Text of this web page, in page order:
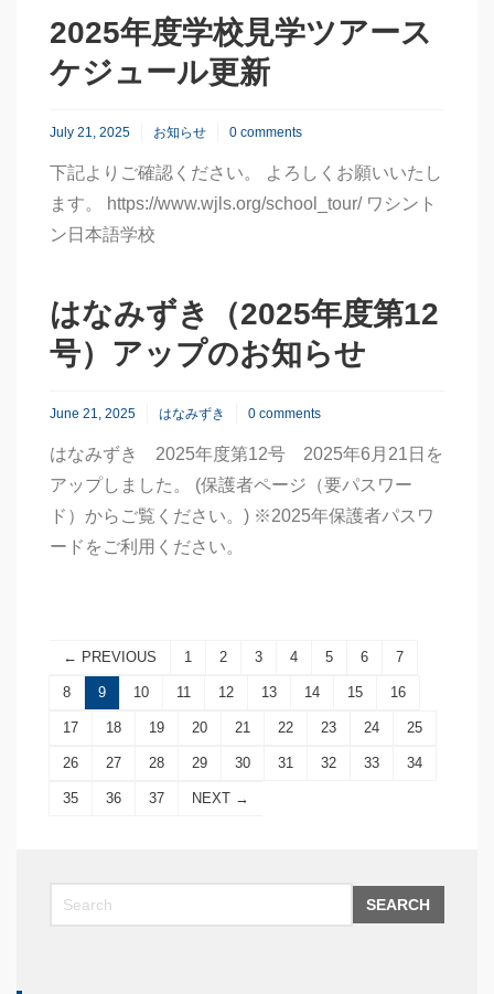
2025年度学校見学ツアース
ケジュール更新
July 21, 2025 お知らせ 0 comments
下記よりご確認ください。 よろしくお願いいたし
ます。 https://www.wjls.org/school_tour/ ワシント
ン日本語学校
はなみずき（2025年度第12
号）アップのお知らせ
June 21, 2025 はなみずき 0 comments
はなみずき 2025年度第12号 2025年6月21日を
アップしました。 (保護者ページ（要パスワー
ド）からご覧ください。) ※2025年保護者パスワ
ードをご利用ください。
← PREVIOUS 1 2 3 4 5 6 7
8 9 10 11 12 13 14 15 16
17 18 19 20 21 22 23 24 25
26 27 28 29 30 31 32 33 34
35 36 37 NEXT →
SEARCH